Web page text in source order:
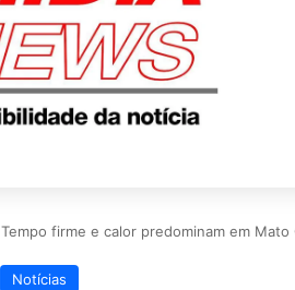
Tempo firme e calor predominam em
Notícias